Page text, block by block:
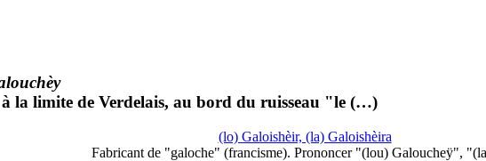
à la limite de Verdelais, au bord du ruisseau "le (…)
(lo) Galoishèir, (la) Galoishèira
Fabricant de "galoche" (francisme). Prononcer "(lou) Galoucheÿ",